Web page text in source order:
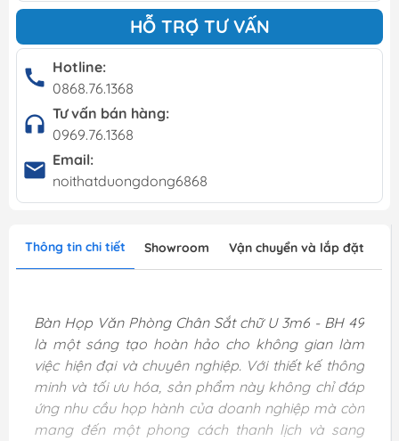
HỖ TRỢ TƯ VẤN
Hotline:
0868.76.1368
Tư vấn bán hàng:
0969.76.1368
Email:
noithatduongdong6868
Thông tin chi tiết Showroom Vận chuyển và lắp đặt
Bàn Họp Văn Phòng Chân Sắt chữ U 3m6 - BH 49
là một sáng tạo hoàn hảo cho không gian làm
việc hiện đại và chuyên nghiệp. Với thiết kế thông
minh và tối ưu hóa, sản phẩm này không chỉ đáp
ứng nhu cầu họp hành của doanh nghiệp mà còn
mang đến một phong cách thanh lịch và sang